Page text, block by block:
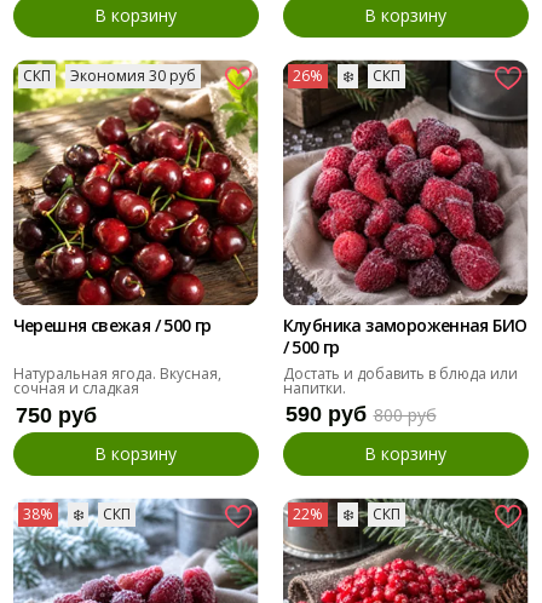
В корзину
В корзину
СКП Экономия 30 руб
Черешня свежая / 500 гр
Натуральная ягода. Вкусная,
сочная и сладкая
750 руб
В корзину
26% ❄️ СКП
Клубника замороженная БИО
/ 500 гр
Достать и добавить в блюда или
напитки.
590 руб 800 руб
В корзину
38% ❄️ СКП 22% ❄️ СКП